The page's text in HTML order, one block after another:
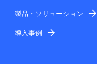
製品・ソリューション
導入事例